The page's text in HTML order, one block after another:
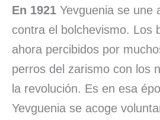
En 1921 Yevguenia se une
contra el bolchevismo. Los
ahora percibidos por
perros del zarismo con los
la revolución. Es en esa
Yevguenia se acoge